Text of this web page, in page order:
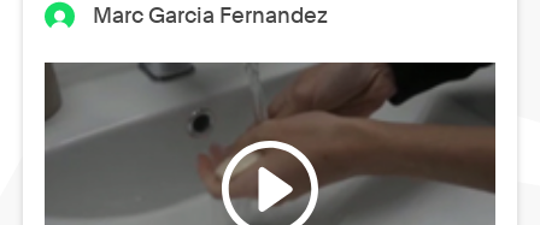
Marc Garcia Fernandez